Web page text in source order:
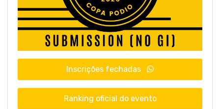
Inscrições fechadas
Ranking oficial do evento